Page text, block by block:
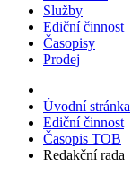
Služby
Ediční činnost
Časopisy
Prodej
Úvodní stránka
Ediční činnost
Časopis TOB
Redakční rada